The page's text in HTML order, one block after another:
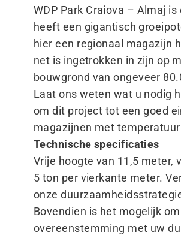
WDP Park Craiova – Almaj
heeft een gigantisch
hier een regionaal magazijn
net is ingetrokken in zijn op
bouwgrond van ongeveer
Laat ons weten wat u nodig
om dit project tot een goed
magazijnen met
Technische specificaties
Vrije hoogte van 11,5 meter,
5 ton per vierkante meter.
onze
Bovendien is het mogelijk
overeenstemming met uw